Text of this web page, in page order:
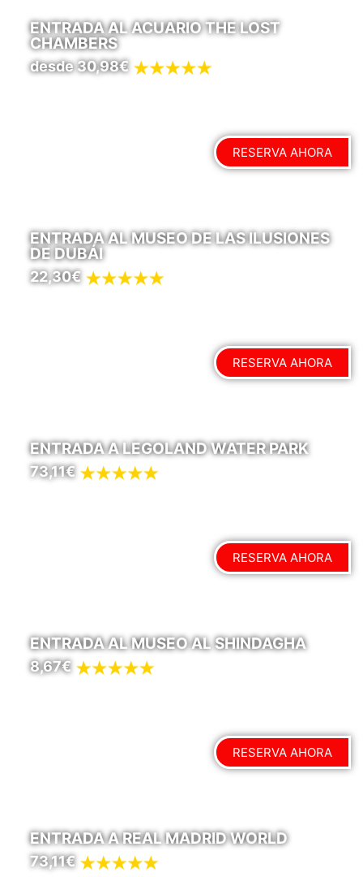
ENTRADA AL ACUARIO THE LOST
CHAMBERS
desde 30,98€
RESERVA AHORA
ENTRADA AL MUSEO DE LAS ILUSIONES
DE DUBÁI
22,30€
RESERVA AHORA
ENTRADA A LEGOLAND WATER PARK
73,11€
RESERVA AHORA
ENTRADA AL MUSEO AL SHINDAGHA
8,67€
RESERVA AHORA
ENTRADA A REAL MADRID WORLD
73,11€